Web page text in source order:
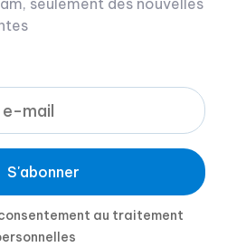
seulement des nouvelles
S'abonner
au traitement